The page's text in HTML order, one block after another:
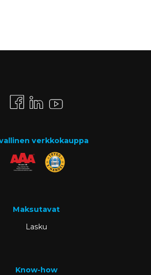
verkkokauppa
Maksutavat
Lasku
Know-how